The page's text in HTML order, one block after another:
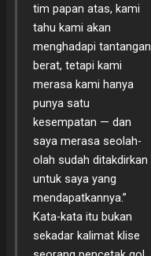
tim papan atas, kami
tahu kami akan
menghadapi tantangan
berat, tetapi kami
merasa kami hanya
punya satu
kesempatan — dan
saya merasa seolah-
olah sudah ditakdirkan
untuk saya yang
mendapatkannya.”
Kata-kata itu bukan
sekadar kalimat klise